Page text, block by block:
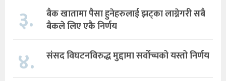
३.
बैक खातामा पैसा हुनेहरुलाई झट्का लाग्नेगरी सबै
बैकले लिए एकै निर्णय
४. संसद विघटनविरुद्ध मुद्दामा सर्वोच्चको यस्तो निर्णय